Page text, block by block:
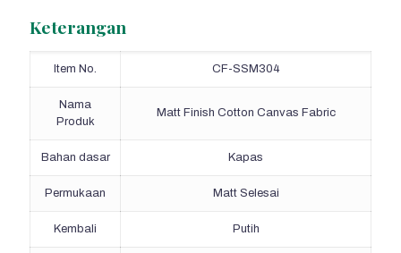
Keterangan
Item No. CF-SSM304
Nama
Produk
Matt Finish Cotton Canvas Fabric
Bahan dasar Kapas
Permukaan Matt Selesai
Kembali Putih